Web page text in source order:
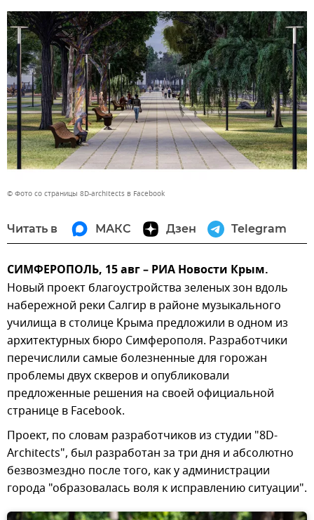
© Фото со страницы 8D-architects в Facebook
Читать в МАКС Дзен Telegram
СИМФЕРОПОЛЬ, 15 авг – РИА Новости Крым.
Новый проект благоустройства зеленых зон вдоль
набережной реки Салгир в районе музыкального
училища в столице Крыма предложили в одном из
архитектурных бюро Симферополя. Разработчики
перечислили самые болезненные для горожан
проблемы двух скверов и опубликовали
предложенные решения на своей официальной
странице в Facebook.
Проект, по словам разработчиков из студии "8D-
Architects", был разработан за три дня и абсолютно
безвозмездно после того, как у администрации
города "образовалась воля к исправлению ситуации".